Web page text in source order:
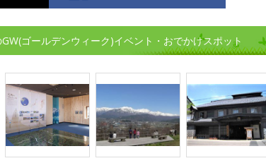
ゴールデンウィーク)イベント・おでかけスポット